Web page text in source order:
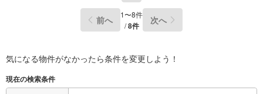
前へ 1〜8件
/8件 次へ
気になる物件がなかったら条件を変更しよう！
現在の検索条件